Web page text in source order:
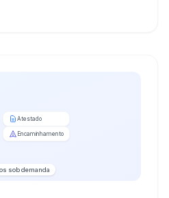
Atestado
Encaminhamento
sob demanda